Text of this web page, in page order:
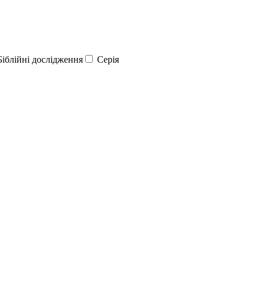
дослідження Серія